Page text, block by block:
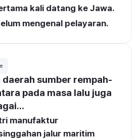
kali datang ke Jawa.
mengenal pelayaran.
sumber rempah-
pada masa lalu juga
manufaktur
jalur maritim